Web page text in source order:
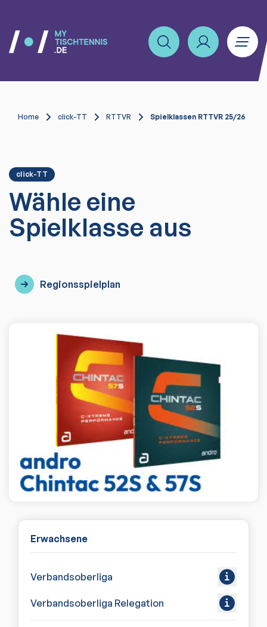
Home click-TT RTTVR Spielklassen RTTVR 25/26
click-TT
Wähle eine
Spielklasse aus
Regionsspielplan
Erwachsene
Verbandsoberliga
Verbandsoberliga Relegation